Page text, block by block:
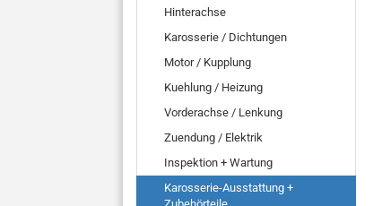
Hinterachse
Karosserie / Dichtungen
Motor / Kupplung
Kuehlung / Heizung
Vorderachse / Lenkung
Zuendung / Elektrik
Inspektion + Wartung
Karosserie-Ausstattung +